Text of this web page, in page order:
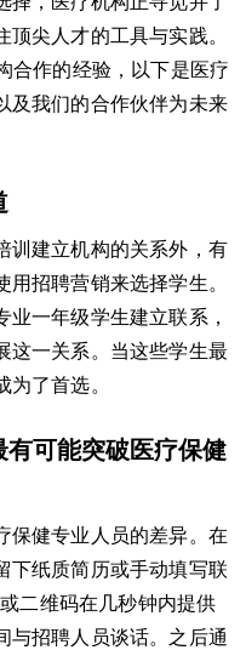
尖人才的工具与实践。
合作的经验，以下是医疗
及我们的合作伙伴为未来
训建立机构的关系外，有
用招聘营销来选择学生。
一年级学生建立联系，
这一关系。当这些学生最
了首选。
可能突破医疗保健
保健专业人员的差异。在
下纸质简历或手动填写联
二维码在几秒钟内提供
与招聘人员谈话。之后通